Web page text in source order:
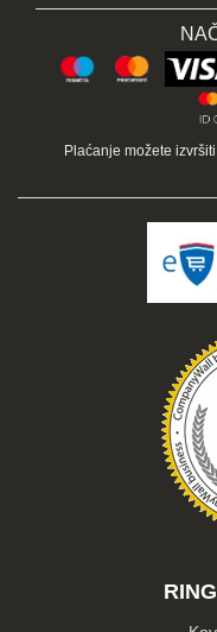
Plaćanje možete